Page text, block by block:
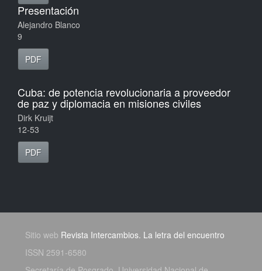
Presentación
Alejandro Blanco
9
PDF
Cuba: de potencia revolucionaria a proveedor
de paz y diplomacia en misiones civiles
Dirk Kruijt
12-53
PDF
Sitio web Revista Intercambios. La letra del encuentro
ISSN 2591-6580